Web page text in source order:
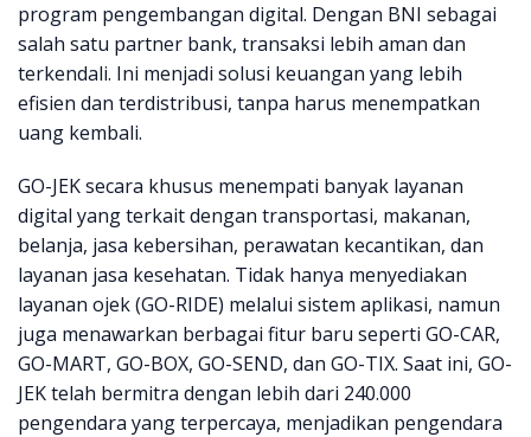
program pengembangan digital. Dengan BNI sebagai
salah satu partner bank, transaksi lebih aman dan
terkendali. Ini menjadi solusi keuangan yang lebih
efisien dan terdistribusi, tanpa harus menempatkan
uang kembali.
GO-JEK secara khusus menempati banyak layanan
digital yang terkait dengan transportasi, makanan,
belanja, jasa kebersihan, perawatan kecantikan, dan
layanan jasa kesehatan. Tidak hanya menyediakan
layanan ojek (GO-RIDE) melalui sistem aplikasi, namun
juga menawarkan berbagai fitur baru seperti GO-CAR,
GO-MART, GO-BOX, GO-SEND, dan GO-TIX. Saat ini, GO-
JEK telah bermitra dengan lebih dari 240.000
pengendara yang terpercaya, menjadikan pengendara